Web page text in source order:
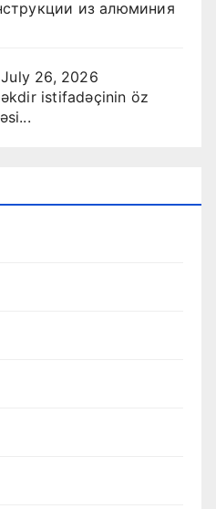
из алюминия
July 26, 2026
istifadəçinin öz